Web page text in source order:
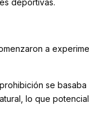
deportivas.
a
se
lo que